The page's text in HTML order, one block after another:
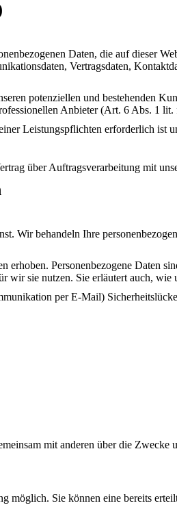
Daten, die auf dieser
Vertragsdaten,
potenziellen und bestehenden
Anbieter (Art. 6 Abs. 1
Leistungspflichten erforderlich ist
über Auftragsverarbeitung mit
Wir behandeln Ihre
erhoben. Personenbezogene Daten
sie nutzen. Sie erläutert auch, wie
per E-Mail)
mit anderen über die
möglich. Sie können eine bereits